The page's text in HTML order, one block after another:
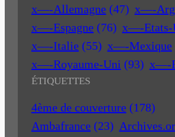
x—-Allemagne (47) x—-
x—-Espagne (76) x—-Etats-
x—-Italie (55) x—-Mexique
x—-Royaume-Uni (93) x—-
ÉTIQUETTES
4ème de couverture (178)
Ambafrance (23)